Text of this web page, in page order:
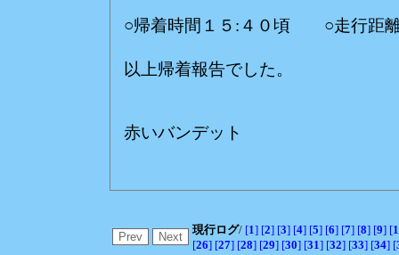
○帰着時間１５:４０頃 ○走行距離
以上帰着報告でした。
赤いバンデット
現行ログ/ [1] [2] [3] [4] [5] [6] [7] [8] [9] [
[26] [27] [28] [29] [30] [31] [32] [33] [34] [